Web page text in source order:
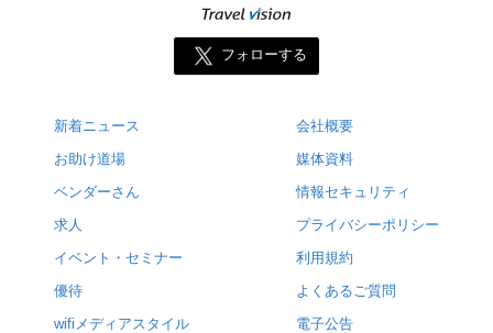
フォローする
新着ニュース
お助け道場
ベンダーさん
求人
イベント・セミナー
優待
wifiメディアスタイル
会社概要
媒体資料
情報セキュリティ
プライバシーポリシー
利用規約
よくあるご質問
電子公告